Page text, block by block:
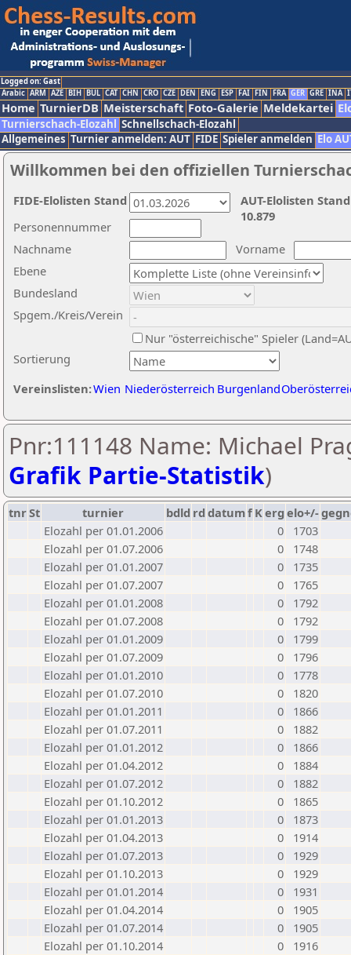
Logged on: Gast
Arabic ARM AZE BIH BUL CAT CHN CRO CZE DEN ENG ESP FAI FIN FRA GER GRE INA
Home TurnierDB Meisterschaft Foto-Galerie Meldekartei
Turnierschach-Elozahl Schnellschach-Elozahl
Allgemeines Turnier anmelden: AUT FIDE Spieler anmelden Elo
Willkommen bei den offiziellen
Nachname
Vorname
Ebene
Sortierung
Personennummer
Bundesland
Spgem./Kreis/Verein
Nur "österreichische" Spieler
Vereinslisten:Wien Niederösterreich Burgenland
AUT-Elolisten
10.879
FIDE-Elolisten Stand
Pnr:111148 Name: Michael
Grafik Partie-Statistik)
tnrSt turnier bdld rd datumf Kerg elo+/-
Elozahl per 01.01.2006
0
1703
Elozahl per 01.07.2006
0
1748
Elozahl per 01.01.2007
0
1735
Elozahl per 01.07.2007
0
1765
Elozahl per 01.01.2008
0
1792
Elozahl per 01.07.2008
0
1792
Elozahl per 01.01.2009
0
1799
Elozahl per 01.07.2009
0
1796
Elozahl per 01.01.2010
0
1778
Elozahl per 01.07.2010
0
1820
Elozahl per 01.01.2011
0
1866
Elozahl per 01.07.2011
0
1882
Elozahl per 01.01.2012
0
1866
Elozahl per 01.04.2012
0
1884
Elozahl per 01.07.2012
0
1882
Elozahl per 01.10.2012
0
1865
Elozahl per 01.01.2013
0
1873
Elozahl per 01.04.2013
0
1914
Elozahl per 01.07.2013
0
1929
Elozahl per 01.10.2013
0
1929
Elozahl per 01.01.2014
0
1931
Elozahl per 01.04.2014
0
1905
Elozahl per 01.07.2014
0
1905
Elozahl per 01.10.2014
0
1916